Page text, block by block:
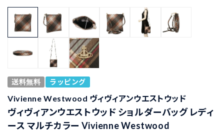
送料無料 ラッピング
Vivienne Westwood ヴィヴィアンウエストウッド
ヴィヴィアンウエストウッド ショルダーバッグ レディ
ース マルチカラー Vivienne Westwood